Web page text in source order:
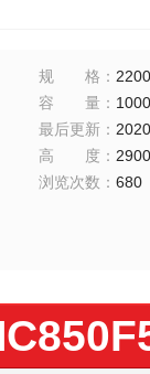
规格 ：
容量：
最后更新：
高度 ：
浏览次数 ： 680